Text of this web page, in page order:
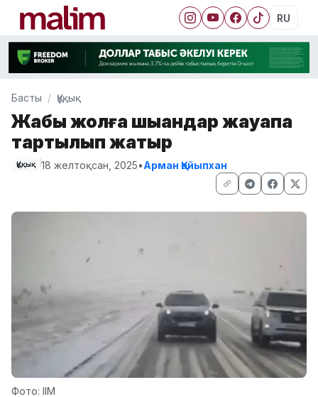
RU
Басты Құқық
Жабық жолға шыққандар жауапқа
тартылып жатыр
Құқық 18 желтоқсан, 2025•Арман Қайыпхан
Фото: ІІМ